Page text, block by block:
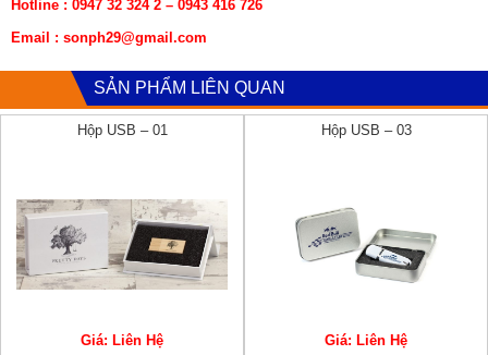
Hotline : 0947 32 324 2 – 0943 416 726
Email : sonph29@gmail.com
SẢN PHẨM LIÊN QUAN
Hộp USB – 01
Giá: Liên Hệ
Hộp USB – 03
Giá: Liên Hệ